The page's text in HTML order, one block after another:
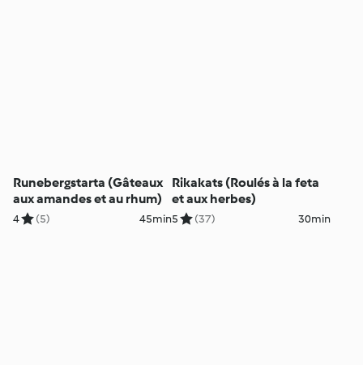
Runebergstarta (Gâteaux
aux amandes et au rhum)
4 (5) 45min
Rikakats (Roulés à la feta
et aux herbes)
5 (37) 30min